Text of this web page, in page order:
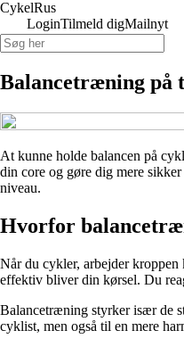
CykelRus
LoginTilmeld digMailnyt
Balancetræning på
At kunne holde balancen på
din core og gøre dig mere
niveau.
Hvorfor
Når du cykler, arbejder kroppen
effektiv bliver din kørsel. Du
Balancetræning styrker især de
cyklist, men også til en mere